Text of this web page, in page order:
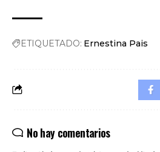
ETIQUETADO: Ernestina Pais
No hay comentarios